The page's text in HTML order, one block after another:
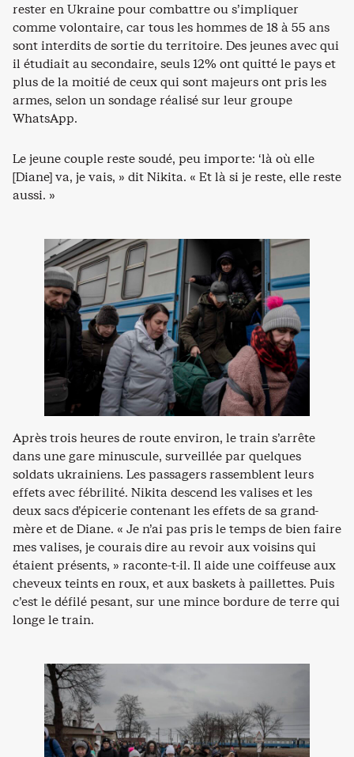
rester en Ukraine pour combattre ou s’impliquer
comme volontaire, car tous les hommes de 18 à 55 ans
sont interdits de sortie du territoire. Des jeunes avec qui
il étudiait au secondaire, seuls 12% ont quitté le pays et
plus de la moitié de ceux qui sont majeurs ont pris les
armes, selon un sondage réalisé sur leur groupe
WhatsApp.
Le jeune couple reste soudé, peu importe: ‘là où elle
[Diane] va, je vais, » dit Nikita. « Et là si je reste, elle reste
aussi. »
Après trois heures de route environ, le train s’arrête
dans une gare minuscule, surveillée par quelques
soldats ukrainiens. Les passagers rassemblent leurs
effets avec fébrilité. Nikita descend les valises et les
deux sacs d’épicerie contenant les effets de sa grand-
mère et de Diane. « Je n’ai pas pris le temps de bien faire
mes valises, je courais dire au revoir aux voisins qui
étaient présents, » raconte-t-il. Il aide une coiffeuse aux
cheveux teints en roux, et aux baskets à paillettes. Puis
c’est le défilé pesant, sur une mince bordure de terre qui
longe le train.